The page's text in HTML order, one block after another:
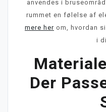
anvendes i
rummet en følelse af
mere her om, hvordan
i
Der